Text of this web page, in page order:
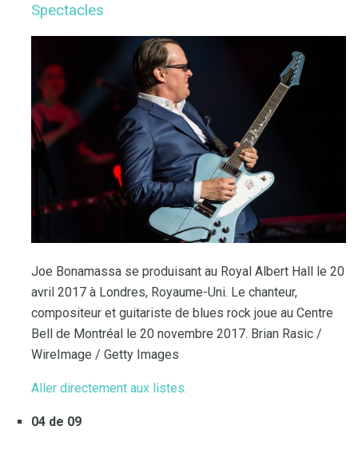
Spectacles
Joe Bonamassa se produisant au Royal Albert Hall le 20
avril 2017 à Londres, Royaume-Uni. Le chanteur,
compositeur et guitariste de blues rock joue au Centre
Bell de Montréal le 20 novembre 2017. Brian Rasic /
WireImage / Getty Images
Aller directement aux listes.
04 de 09